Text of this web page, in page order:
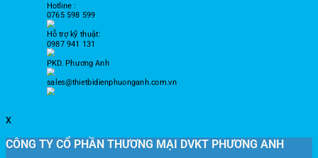
Hotline :
0765 598 599
Hỗ trợ kỹ thuật:
0987 941 131
PKD. Phương Anh
sales@thietbidienphuonganh.com.vn
x
CÔNG TY CỔ PHẦN THƯƠNG MẠI DVKT PHƯƠNG ANH